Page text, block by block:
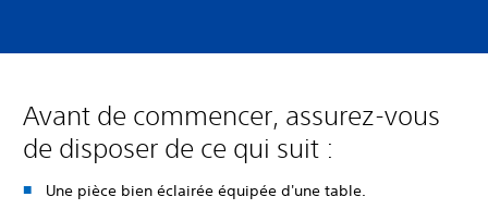
Avant de commencer, assurez-vous
de disposer de ce qui suit :
Une pièce bien éclairée équipée d'une table.